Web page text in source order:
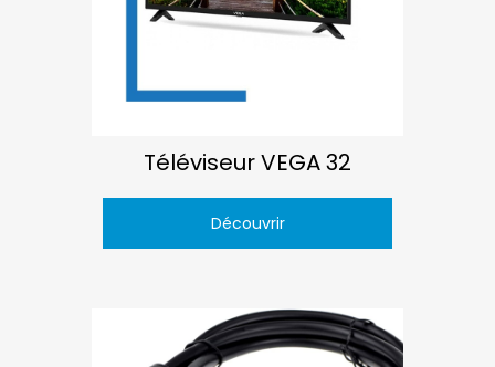
Téléviseur VEGA 32
Découvrir